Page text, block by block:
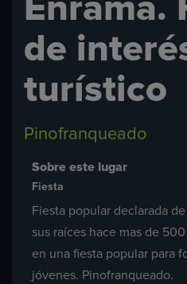
de
turístico
Pinofranqueado
Sobre este lugar
Fiesta
Fiesta popular declarada
sus raíces hace mas de
en una fiesta popular para
jóvenes. Pinofranqueado.